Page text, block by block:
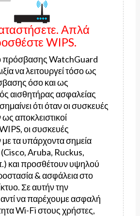
Απλά
WIPS.
πρόσβασης WatchGuard
να λειτουργεί τόσο ως
όσο και ως
αισθητήρας ασφαλείας
ότι όταν οι συσκευές
αποκλειστικοί
οι συσκευές
με τα υπάρχοντα σημεία
Aruba, Ruckus,
και προσθέτουν υψηλού
& ασφάλεια στο
Σε αυτήν την
να παρέχουμε ασφαλή
Wi-Fi στους χρήστες,